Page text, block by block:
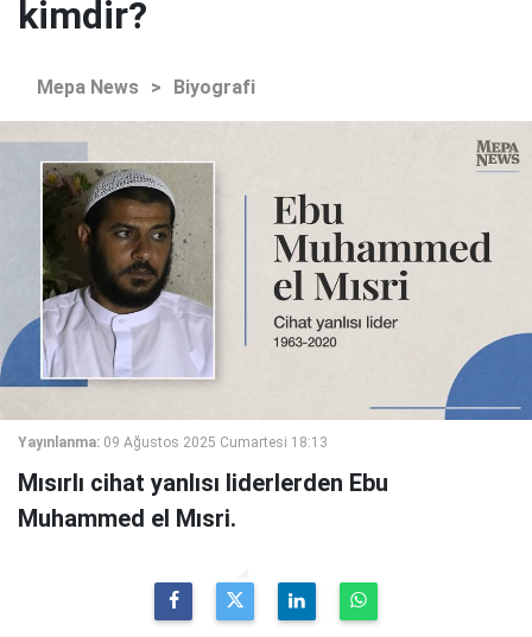
kimdir?
Mepa News > Biyografi
Yayınlanma: 09 Ağustos 2025 Cumartesi 18:13
Mısırlı cihat yanlısı liderlerden Ebu
Muhammed el Mısri.